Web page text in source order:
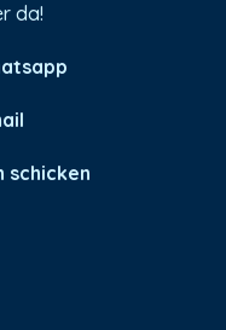
da!
schicken